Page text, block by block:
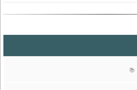
📚